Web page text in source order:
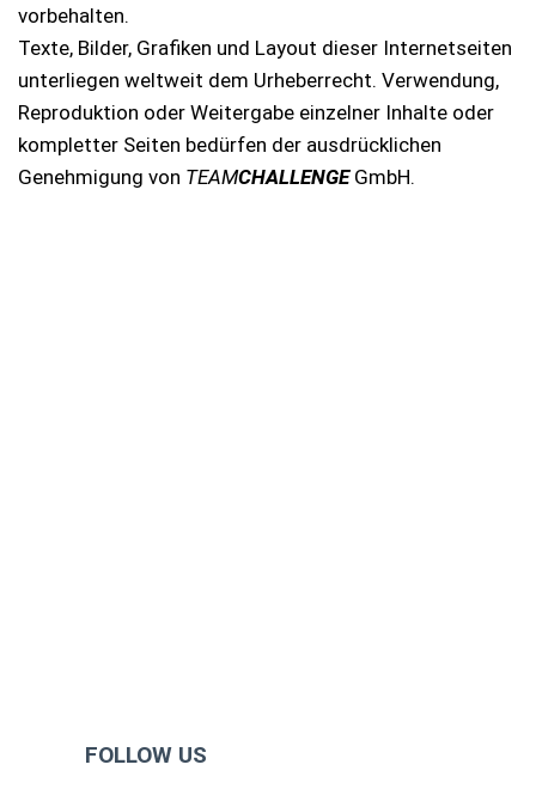
vorbehalten.
Texte, Bilder, Grafiken und Layout dieser Internetseiten
unterliegen weltweit dem Urheberrecht. Verwendung,
Reproduktion oder Weitergabe einzelner Inhalte oder
kompletter Seiten bedürfen der ausdrücklichen
Genehmigung von TEAMCHALLENGEGmbH.
FOLLOW US